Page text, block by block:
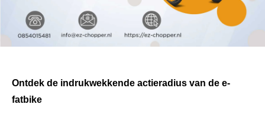
Ontdek de indrukwekkende actieradius van de e-
fatbike